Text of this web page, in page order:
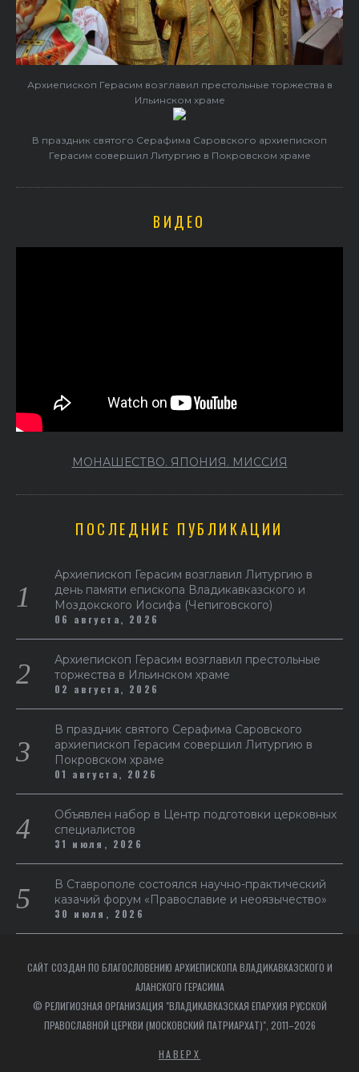
Архиепископ Герасим возглавил престольные торжества в
Ильинском храме
В праздник святого Серафима Саровского архиепископ
Герасим совершил Литургию в Покровском храме
ВИДЕО
МОНАШЕСТВО. ЯПОНИЯ. МИССИЯ
ПОСЛЕДНИЕ ПУБЛИКАЦИИ
Архиепископ Герасим возглавил Литургию в
день памяти епископа Владикавказского и
Моздокского Иосифа (Чепиговского)
06 августа, 2026
Архиепископ Герасим возглавил престольные
торжества в Ильинском храме
02 августа, 2026
В праздник святого Серафима Саровского
архиепископ Герасим совершил Литургию в
Покровском храме
01 августа, 2026
Объявлен набор в Центр подготовки церковных
специалистов
31 июля, 2026
В Ставрополе состоялся научно-практический
казачий форум «Православие и неоязычество»
30 июля, 2026
САЙТ СОЗДАН ПО БЛАГОСЛОВЕНИЮ АРХИЕПИСКОПА ВЛАДИКАВКАЗСКОГО И
АЛАНСКОГО ГЕРАСИМА
© РЕЛИГИОЗНАЯ ОРГАНИЗАЦИЯ "ВЛАДИКАВКАЗСКАЯ ЕПАРХИЯ РУССКОЙ
ПРАВОСЛАВНОЙ ЦЕРКВИ (МОСКОВСКИЙ ПАТРИАРХАТ)", 2011–2026
НАВЕРХ